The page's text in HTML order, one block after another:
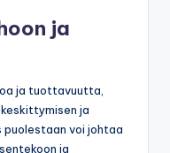
ja
ja tuottavuutta,
ja
puolestaan voi johtaa
ja